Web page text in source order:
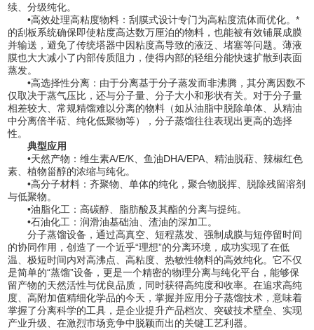
续、分级纯化。
•高效处理高粘度物料：刮膜式设计专门为高粘度流体而优化。*
的刮板系统确保即使粘度高达数万厘泊的物料，也能被有效铺展成膜
并输送，避免了传统塔器中因粘度高导致的液泛、堵塞等问题。薄液
膜也大大减小了内部传质阻力，使得内部的轻组分能快速扩散到表面
蒸发。
•高选择性分离：由于分离基于分子蒸发而非沸腾，其分离因数不
仅取决于蒸气压比，还与分子量、分子大小和形状有关。对于分子量
相差较大、常规精馏难以分离的物料（如从油脂中脱除单体、从精油
中分离倍半萜、纯化低聚物等），分子蒸馏往往表现出更高的选择
性。
典型应用
•天然产物：维生素A/E/K、鱼油DHA/EPA、精油脱萜、辣椒红色
素、植物甾醇的浓缩与纯化。
•高分子材料：齐聚物、单体的纯化，聚合物脱挥、脱除残留溶剂
与低聚物。
•油脂化工：高碳醇、脂肪酸及其酯的分离与提纯。
•石油化工：润滑油基础油、渣油的深加工。
分子蒸馏设备，通过高真空、短程蒸发、强制成膜与短停留时间
的协同作用，创造了一个近乎“理想”的分离环境，成功实现了在低
温、极短时间内对高沸点、高粘度、热敏性物料的高效纯化。它不仅
是简单的“蒸馏”设备，更是一个精密的物理分离与纯化平台，能够保
留产物的天然活性与优良品质，同时获得高纯度和收率。在追求高纯
度、高附加值精细化学品的今天，掌握并应用分子蒸馏技术，意味着
掌握了分离科学的工具，是企业提升产品档次、突破技术壁垒、实现
产业升级、在激烈市场竞争中脱颖而出的关键工艺利器。